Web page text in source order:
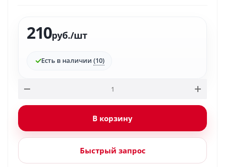
210руб./шт
Есть в наличии (10)
В корзину
Быстрый запрос